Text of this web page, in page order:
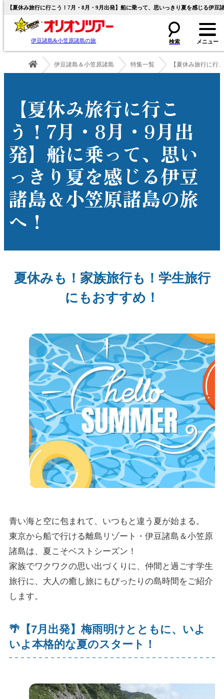
【夏休み旅行に行こう！7月・8月・9月出発】船に乗って、思いっきり夏を感じる伊豆
伊豆諸島&小笠原諸島の旅
伊豆諸島＆小笠原諸島 特集一覧 【夏休み旅行に行
【夏休み旅行に行こ
う！7月・8月・9月出
発】船に乗って、思い
っきり夏を感じる伊豆
諸島＆小笠原諸島の旅
へ！
夏休みも！家族旅行も！学生旅行
にもおすすめ！
青い海と空に包まれて、いつもと違う夏が始まる。
東京から船で行ける離島リゾート・伊豆諸島＆小笠原
諸島は、夏こそベストシーズン！
家族でワクワクの思い出づくりに、仲間と過ごす学生
旅行に、大人の癒し旅にもぴったりの島時間をご紹介
します。
🌴【7月出発】梅雨明けとともに、いよ
いよ本格的な夏のスタート！